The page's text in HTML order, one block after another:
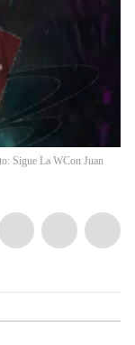
Sigue La WCon Juan